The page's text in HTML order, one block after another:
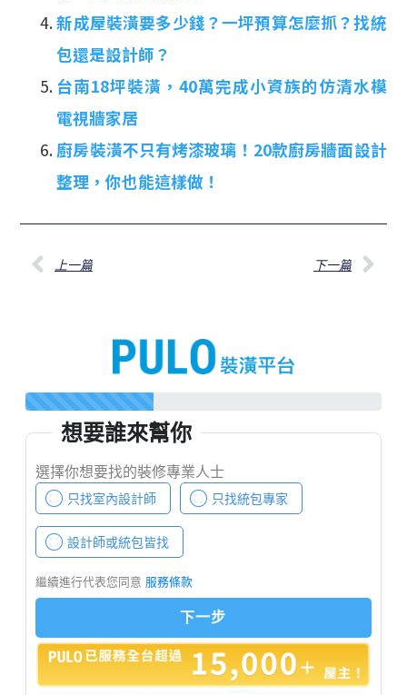
新成屋裝潢要多少錢？一坪預算怎麼抓？找統
包還是設計師？
台南18坪裝潢，40萬完成小資族的仿清水模
電視牆家居
廚房裝潢不只有烤漆玻璃！20款廚房牆面設計
整理，你也能這樣做！
上一篇 下一篇